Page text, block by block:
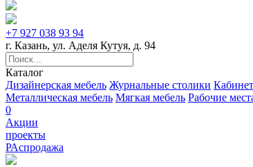
+7 927 038 93 94
г. Казань, ул. Аделя Кутуя, д. 94
Каталог
Дизайнерская мебель Журнальные столики
Металлическая мебель Мягкая мебель Рабочие
0
Акции
проекты
РАспродажа